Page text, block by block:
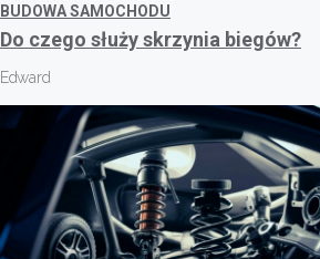
BUDOWA SAMOCHODU
Do czego służy skrzynia biegów?
Edward